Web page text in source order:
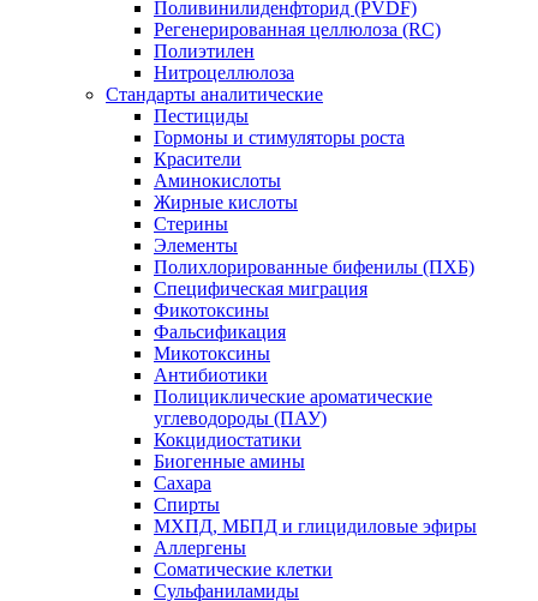
Поливинилиденфторид (PVDF)
Регенерированная целлюлоза (RC)
Полиэтилен
Нитроцеллюлоза
Стандарты аналитические
Пестициды
Гормоны и стимуляторы роста
Красители
Аминокислоты
Жирные кислоты
Стерины
Элементы
Полихлорированные бифенилы (ПХБ)
Специфическая миграция
Фикотоксины
Фальсификация
Микотоксины
Антибиотики
Полициклические ароматические
углеводороды (ПАУ)
Кокцидиостатики
Биогенные амины
Сахара
Спирты
МХПД, МБПД и глицидиловые эфиры
Аллергены
Соматические клетки
Сульфаниламиды